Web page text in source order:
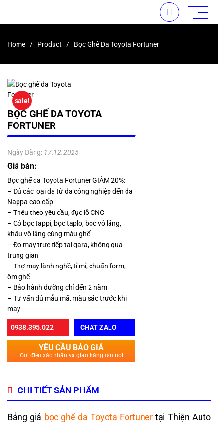
Home Product Bọc Ghế Da Toyota Fortuner
sale!
BỌC GHẾ DA TOYOTA
FORTUNER
Ngày Đăng: 17.12.2025
Giá bán:
Bọc ghế da Toyota Fortuner GIẢM 20%:
– Đủ các loại da từ da công nghiệp đến da
Nappa cao cấp
– Thêu theo yêu cầu, đục lỗ CNC
– Có bọc tappi, bọc taplo, bọc vô lăng,
khâu vô lăng cùng màu ghế
– Đo may trực tiếp tại gara, không qua
trung gian
– Thợ may lành nghề, tỉ mỉ, chuẩn form,
ôm ghế
– Bảo hành đường chỉ đến 2 năm
– Tư vấn đủ mẫu mã, màu sắc trước khi
may
0938.395.022 CHAT ZALO
YÊU CẦU BÁO GIÁ
Gọi điện xác nhận và giao hàng tận nơi
CHI TIẾT SẢN PHẨM
Bảng giá bọc ghế da Toyota Fortuner tại Thiện Auto